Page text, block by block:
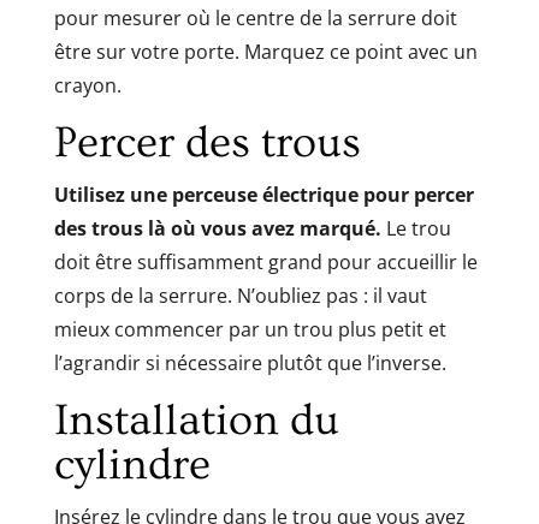
pour mesurer où le centre de la serrure doit
être sur votre porte. Marquez ce point avec un
crayon.
Percer des trous
Utilisez une perceuse électrique pour percer
des trous là où vous avez marqué. Le trou
doit être suffisamment grand pour accueillir le
corps de la serrure. N’oubliez pas : il vaut
mieux commencer par un trou plus petit et
l’agrandir si nécessaire plutôt que l’inverse.
Installation du
cylindre
Insérez le cylindre dans le trou que vous avez